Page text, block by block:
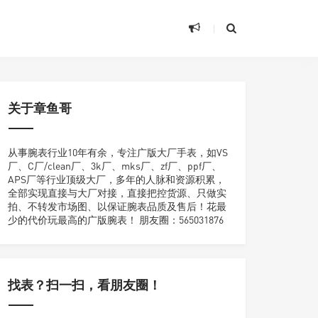
关于章鱼哥
从事腕表行业10年有余，专注广版大厂手表，如VS
厂、C厂/clean厂、3k厂、mks厂、zf厂、ppf厂、
APS厂等行业顶级大厂，多年的人脉和资源积累，
全部实现直接与大厂对接，直接把控货源、只做实
拍、不转发市场图、以保证腕表品质及售后！花最
少的代价玩最高的广版腕表！ 朋友圈：565031876
找表？扫一扫，看朋友圈！